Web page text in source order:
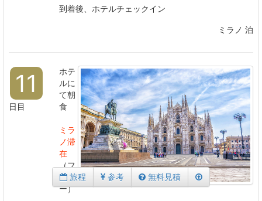
旅程 参考 無料見積
到着後、ホテルチェックイン
ミラノ 泊
11
日目
ホテ
ルに
て朝
食
ミラ
ノ滞
在
（フ
リ
ー）